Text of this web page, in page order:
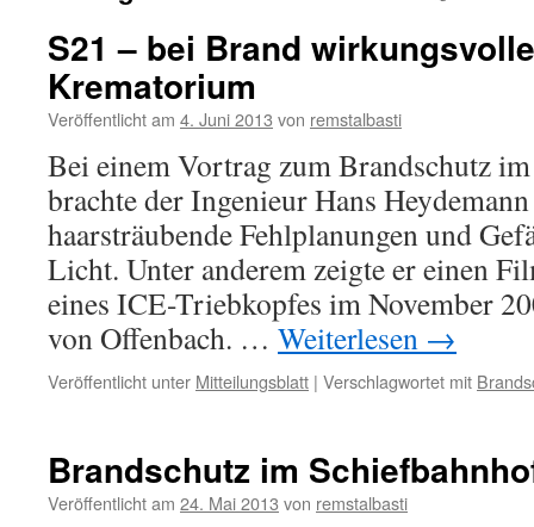
S21 – bei Brand
Krematorium
Veröffentlicht am 4. Juni 2013 von remstalbasti
Bei einem Vortrag zum Brandschutz
brachte der Ingenieur Hans
haarsträubende Fehlplanungen und
Licht. Unter anderem zeigte er einen
eines ICE-Triebkopfes im November
von Offenbach. … Weiterlesen →
Veröffentlicht unter Mitteilungsblatt | Verschlagwortet mit
Brandschutz im
Veröffentlicht am 24. Mai 2013 von remstalbasti